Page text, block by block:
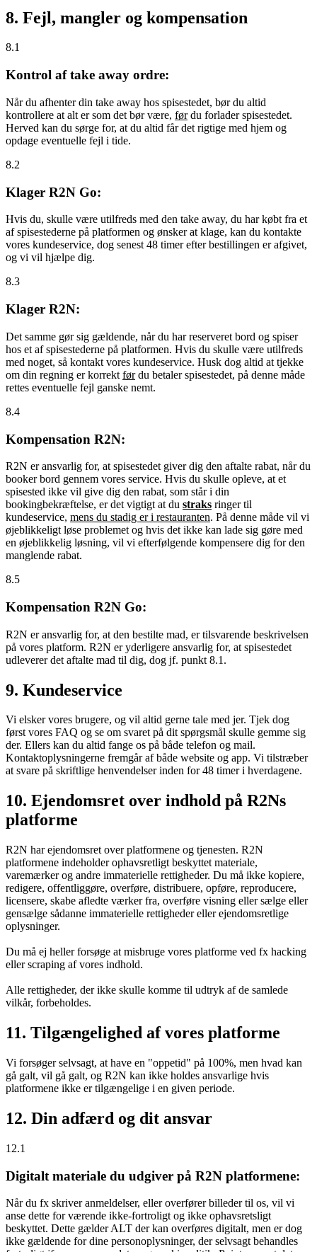
8. Fejl, mangler og kompensation
8.1
Kontrol af take away ordre:
Når du afhenter din take away hos spisestedet, bør du altid
kontrollere at alt er som det bør være, førdu forlader spisestedet.
Herved kan du sørge for, at du altid får det rigtige med hjem og
opdage eventuelle fejl i tide.
8.2
Klager R2N Go:
Hvis du, skulle være utilfreds med den take away, du har købt fra et
af spisestederne på platformen og ønsker at klage, kan du kontakte
vores kundeservice, dog senest 48 timer efter bestillingen er afgivet,
og vi vil hjælpe dig.
8.3
Klager R2N:
Det samme gør sig gældende, når du har reserveret bord og spiser
hos et af spisestederne på platformen. Hvis du skulle være utilfreds
med noget, så kontakt vores kundeservice. Husk dog altid at tjekke
om din regning er korrekt førdu betaler spisestedet, på denne måde
rettes eventuelle fejl ganske nemt.
8.4
Kompensation R2N:
R2N er ansvarlig for, at spisestedet giver dig den aftalte rabat, når du
booker bord gennem vores service. Hvis du skulle opleve, at et
spisested ikke vil give dig den rabat, som står i din
bookingbekræftelse, er det vigtigt at du straks ringer til
kundeservice, mens du stadig er i restauranten. På denne måde vil vi
øjeblikkeligt løse problemet og hvis det ikke kan lade sig gøre med
en øjeblikkelig løsning, vil vi efterfølgende kompensere dig for den
manglende rabat.
8.5
Kompensation R2N Go:
R2N er ansvarlig for, at den bestilte mad, er tilsvarende beskrivelsen
på vores platform. R2N er yderligere ansvarlig for, at spisestedet
udleverer det aftalte mad til dig, dog jf. punkt 8.1.
9. Kundeservice
Vi elsker vores brugere, og vil altid gerne tale med jer. Tjek dog
først vores FAQ og se om svaret på dit spørgsmål skulle gemme sig
der. Ellers kan du altid fange os på både telefon og mail.
Kontaktoplysningerne fremgår af både website og app. Vi tilstræber
at svare på skriftlige henvendelser inden for 48 timer i hverdagene.
10. Ejendomsret over indhold på R2Ns
platforme
R2N har ejendomsret over platformene og tjenesten. R2N
platformene indeholder ophavsretligt beskyttet materiale,
varemærker og andre immaterielle rettigheder. Du må ikke kopiere,
redigere, offentliggøre, overføre, distribuere, opføre, reproducere,
licensere, skabe afledte værker fra, overføre visning eller sælge eller
gensælge sådanne immaterielle rettigheder eller ejendomsretlige
oplysninger.
Du må ej heller forsøge at misbruge vores platforme ved fx hacking
eller scraping af vores indhold.
Alle rettigheder, der ikke skulle komme til udtryk af de samlede
vilkår, forbeholdes.
11. Tilgængelighed af vores platforme
Vi forsøger selvsagt, at have en "oppetid" på 100%, men hvad kan
gå galt, vil gå galt, og R2N kan ikke holdes ansvarlige hvis
platformene ikke er tilgængelige i en given periode.
12. Din adfærd og dit ansvar
12.1
Digitalt materiale du udgiver på R2N platformene:
Når du fx skriver anmeldelser, eller overfører billeder til os, vil vi
anse dette for værende ikke-fortroligt og ikke ophavsretsligt
beskyttet. Dette gælder ALT der kan overføres digitalt, men er dog
ikke gældende for dine personoplysninger, der selvsagt behandles